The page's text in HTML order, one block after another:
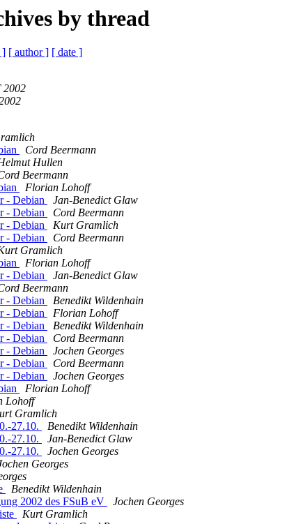
by thread
] [ author ] [ date ]
2002
Cord Beermann
Hullen
Beermann
Florian Lohoff
- Debian
Jan-Benedict Glaw
- Debian
Cord Beermann
- Debian
Kurt Gramlich
- Debian
Cord Beermann
Gramlich
Florian Lohoff
- Debian
Jan-Benedict Glaw
Beermann
- Debian
Benedikt Wildenhain
- Debian
Florian Lohoff
- Debian
Benedikt Wildenhain
- Debian
Cord Beermann
- Debian
Jochen Georges
- Debian
Cord Beermann
- Debian
Jochen Georges
Florian Lohoff
Lohoff
Gramlich
27.10.
Benedikt Wildenhain
27.10.
Jan-Benedict Glaw
27.10.
Jochen Georges
Georges
Benedikt Wildenhain
2002 des FSuB eV
Jochen Georges
Kurt Gramlich